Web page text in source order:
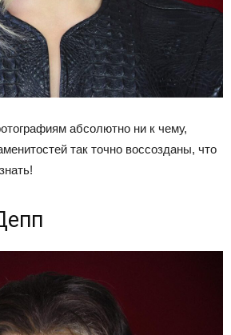
абсолютно ни к чему,
так точно воссозданы, что